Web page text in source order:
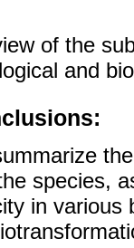
of the
and
species,
in